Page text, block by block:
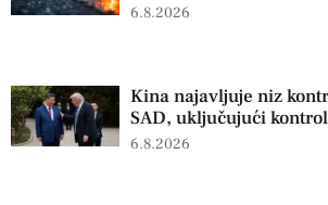
6.8.2026
Kina najavljuje niz
SAD, uključujući
6.8.2026